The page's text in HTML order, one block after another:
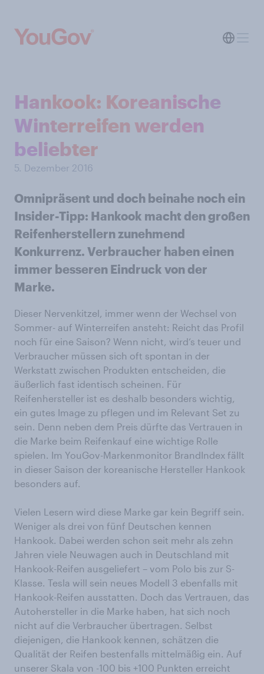
Hankook: Koreanische
Winterreifen werden
beliebter
5. Dezember 2016
Omnipräsent und doch beinahe noch ein
Insider-Tipp: Hankook macht den großen
Reifenherstellern zunehmend
Konkurrenz. Verbraucher haben einen
immer besseren Eindruck von der
Marke.
Dieser Nervenkitzel, immer wenn der Wechsel von
Sommer- auf Winterreifen ansteht: Reicht das Profil
noch für eine Saison? Wenn nicht, wird‘s teuer und
Verbraucher müssen sich oft spontan in der
Werkstatt zwischen Produkten entscheiden, die
äußerlich fast identisch scheinen. Für
Reifenhersteller ist es deshalb besonders wichtig,
ein gutes Image zu pflegen und im Relevant Set zu
sein. Denn neben dem Preis dürfte das Vertrauen in
die Marke beim Reifenkauf eine wichtige Rolle
spielen. Im YouGov-Markenmonitor BrandIndex fällt
in dieser Saison der koreanische Hersteller Hankook
besonders auf.
Vielen Lesern wird diese Marke gar kein Begriff sein.
Weniger als drei von fünf Deutschen kennen
Hankook. Dabei werden schon seit mehr als zehn
Jahren viele Neuwagen auch in Deutschland mit
Hankook-Reifen ausgeliefert – vom Polo bis zur S-
Klasse. Tesla will sein neues Modell 3 ebenfalls mit
Hankook-Reifen ausstatten. Doch das Vertrauen, das
Autohersteller in die Marke haben, hat sich noch
nicht auf die Verbraucher übertragen. Selbst
diejenigen, die Hankook kennen, schätzen die
Qualität der Reifen bestenfalls mittelmäßig ein. Auf
unserer Skala von -100 bis +100 Punkten erreicht